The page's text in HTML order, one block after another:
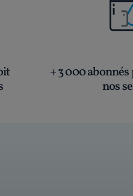
+ 3 000
nos